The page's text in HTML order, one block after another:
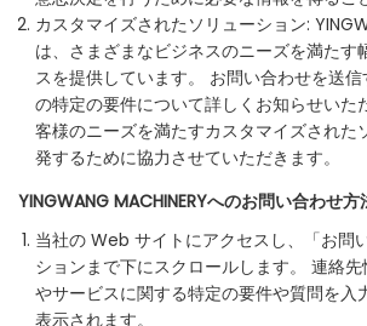
カスタマイズされたソリューション:
は、さまざまなビジネスのニーズを満たす
スを提供しています。 お問い合わせを送
の特定の要件について詳しくお知らせいた
客様のニーズを満たすカスタマイズされた
発するために協力させていただきます。
YINGWANG MACHINERYへのお問い合わせ方
当社の Web サイトにアクセスし、「お問
ションまで下にスクロールします。 連絡
やサービスに関する特定の要件や質問を入
表示されます。